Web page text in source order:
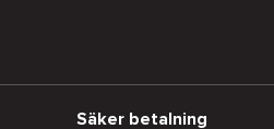
Säker betalning